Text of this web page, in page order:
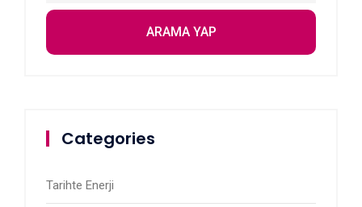
Categories
Tarihte Enerji